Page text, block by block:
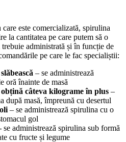
este comercializată, spirulina
la cantitatea pe care putem să o
administrată și în funcție de
pe care le fac specialiștii:
– se administrează
oră înainte de masă
câteva kilograme în plus –
după masă, împreună cu desertul
– se administrează spirulina cu o
gol
se administrează spirulina sub formă
cu fructe și legume